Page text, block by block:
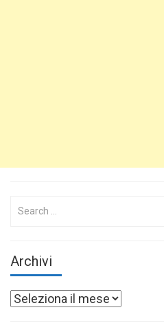
Search
Archivi
Archivi